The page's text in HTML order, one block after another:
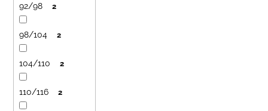
92/98 2
98/104 2
104/110 2
110/116 2
395
Kč